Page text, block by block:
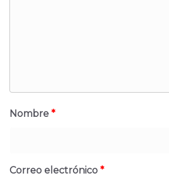
Nombre *
Correo electrónico *